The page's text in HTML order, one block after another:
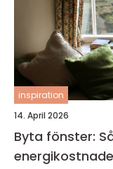
inspiration
14. April 2026
Byta fönster: